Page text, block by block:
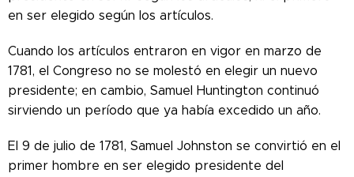
en ser elegido según los artículos.
Cuando los artículos entraron en vigor en marzo de
1781, el Congreso no se molestó en elegir un nuevo
presidente; en cambio, Samuel Huntington continuó
sirviendo un período que ya había excedido un año.
El 9 de julio de 1781, Samuel Johnston se convirtió en el
primer hombre en ser elegido presidente del